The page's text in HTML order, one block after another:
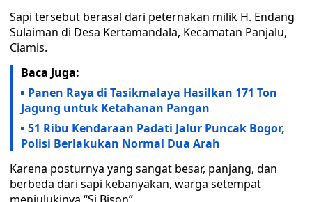
Sapi tersebut berasal dari peternakan milik H. Endang
Sulaiman di Desa Kertamandala, Kecamatan Panjalu,
Ciamis.
Baca Juga:
Panen Raya di Tasikmalaya Hasilkan 171 Ton
Jagung untuk Ketahanan Pangan
51 Ribu Kendaraan Padati Jalur Puncak Bogor,
Polisi Berlakukan Normal Dua Arah
Karena posturnya yang sangat besar, panjang, dan
berbeda dari sapi kebanyakan, warga setempat